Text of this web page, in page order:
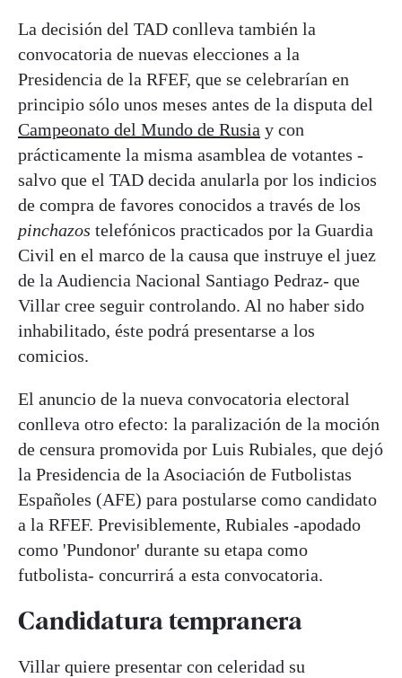
La decisión del TAD conlleva también la
convocatoria de nuevas elecciones a la
Presidencia de la RFEF, que se celebrarían en
principio sólo unos meses antes de la disputa del
Campeonato del Mundo de Rusia y con
prácticamente la misma asamblea de votantes -
salvo que el TAD decida anularla por los indicios
de compra de favores conocidos a través de los
pinchazos telefónicos practicados por la Guardia
Civil en el marco de la causa que instruye el juez
de la Audiencia Nacional Santiago Pedraz- que
Villar cree seguir controlando. Al no haber sido
inhabilitado, éste podrá presentarse a los
comicios.
El anuncio de la nueva convocatoria electoral
conlleva otro efecto: la paralización de la moción
de censura promovida por Luis Rubiales, que dejó
la Presidencia de la Asociación de Futbolistas
Españoles (AFE) para postularse como candidato
a la RFEF. Previsiblemente, Rubiales -apodado
como 'Pundonor' durante su etapa como
futbolista- concurrirá a esta convocatoria.
Candidatura tempranera
Villar quiere presentar con celeridad su